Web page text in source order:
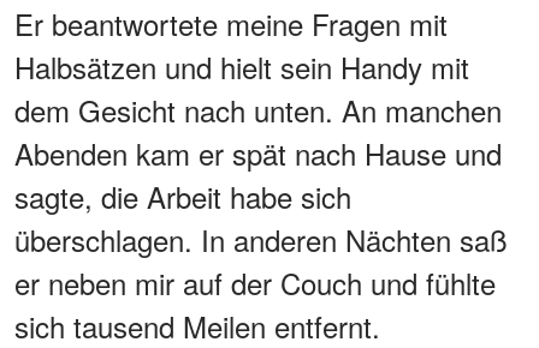
Er beantwortete meine Fragen mit
Halbsätzen und hielt sein Handy mit
dem Gesicht nach unten. An manchen
Abenden kam er spät nach Hause und
sagte, die Arbeit habe sich
überschlagen. In anderen Nächten saß
er neben mir auf der Couch und fühlte
sich tausend Meilen entfernt.